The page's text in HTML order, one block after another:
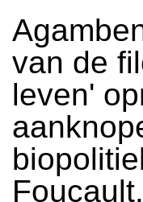
van de
leven'